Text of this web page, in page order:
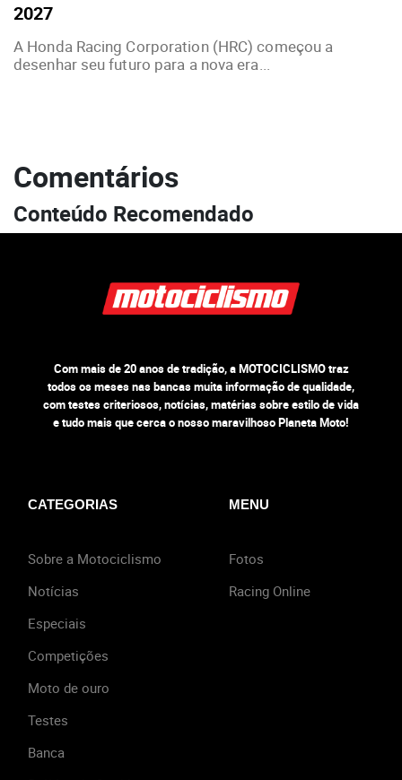
2027
A Honda Racing Corporation (HRC) começou a
desenhar seu futuro para a nova era...
Comentários
Conteúdo Recomendado
Com mais de 20 anos de tradição, a MOTOCICLISMO traz
todos os meses nas bancas muita informação de qualidade,
com testes criteriosos, notícias, matérias sobre estilo de vida
e tudo mais que cerca o nosso maravilhoso Planeta Moto!
CATEGORIAS
Sobre a Motociclismo
Notícias
Especiais
Competições
Moto de ouro
Testes
Banca
MENU
Fotos
Racing Online